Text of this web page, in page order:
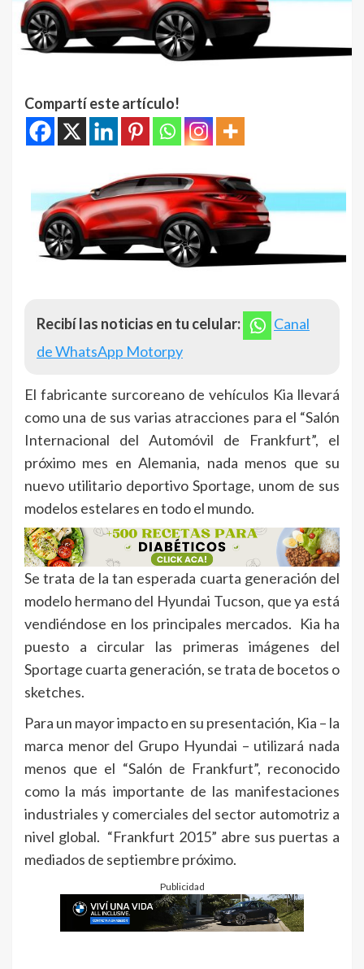
Compartí este artículo!
Recibí las noticias en tu celular:
Canal
de WhatsApp Motorpy
El fabricante surcoreano de vehículos Kia llevará
como una de sus varias atracciones para el “Salón
Internacional del Automóvil de Frankfurt”, el
próximo mes en Alemania, nada menos que su
nuevo utilitario deportivo Sportage, unom de sus
modelos estelares en todo el mundo.
Se trata de la tan esperada cuarta generación del
modelo hermano del Hyundai Tucson, que ya está
vendiéndose en los principales mercados. Kia ha
puesto a circular las primeras imágenes del
Sportage cuarta generación, se trata de bocetos o
sketches.
Para un mayor impacto en su presentación, Kia – la
marca menor del Grupo Hyundai – utilizará nada
menos que el “Salón de Frankfurt”, reconocido
como la más importante de las manifestaciones
industriales y comerciales del sector automotriz a
nivel global. “Frankfurt 2015” abre sus puertas a
mediados de septiembre próximo.
Publicidad